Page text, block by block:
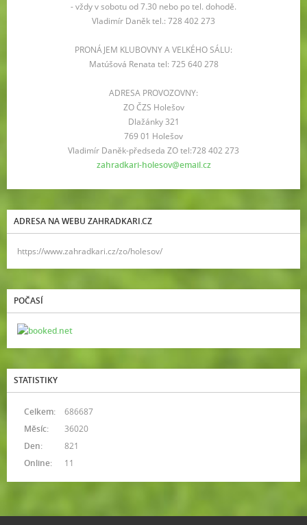
- vždy v sobotu od 7.30 nebo po tel. dohodě.
Vladimír Daněk tel.: 728 402 273
PRONÁJEM KLUBOVNY A VELKÉHO SÁLU:
Matúšová Renata tel: 725 640 278
ADRESA PROVOZOVNY:
ZO ČZS Holešov
Dlažánky 321
769 01 Holešov
Vladimír Daněk-předseda ZO tel:728 402 273
zahradkari-holesov@email.cz
ADRESA NA WEBU ZAHRADKARI.CZ
https://www.zahradkari.cz/zo/holesov/
POČASÍ
STATISTIKY
Online: 11
Celkem:
686687
Měsíc:
36020
Den:
821